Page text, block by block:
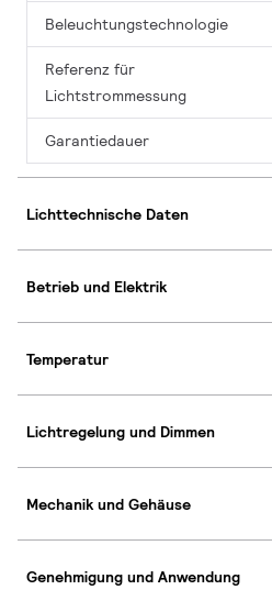
Beleuchtungstechnologie
Referenz für
Lichtstrommessung
Garantiedauer
Lichttechnische Daten
Betrieb und Elektrik
Temperatur
Lichtregelung und Dimmen
Mechanik und Gehäuse
Genehmigung und Anwendung